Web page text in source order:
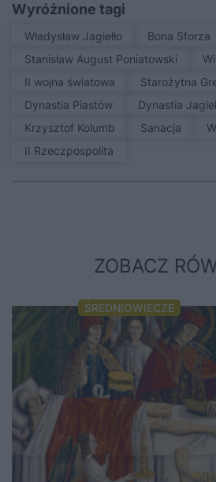
Wyróżnione tagi
Władysław Jagiełło Bona Sforza
Stanisław August Poniatowski
II wojna światowa
Starożytna
Dynastia Piastów
Dynastia
Krzysztof Kolumb
sanacja
II Rzeczpospolita
ZOBACZ
ŚREDNIOWIECZE